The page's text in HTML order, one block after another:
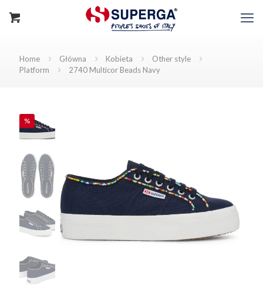
Home Główna Kobieta
Other style
Platform
2740 Multicor Beads Navy
%